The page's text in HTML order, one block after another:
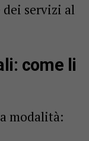
servizi al
come li
modalità: